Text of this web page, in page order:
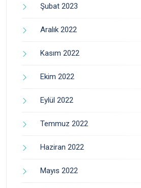
Şubat 2023
Aralık 2022
Kasım 2022
Ekim 2022
Eylül 2022
Temmuz 2022
Haziran 2022
Mayıs 2022